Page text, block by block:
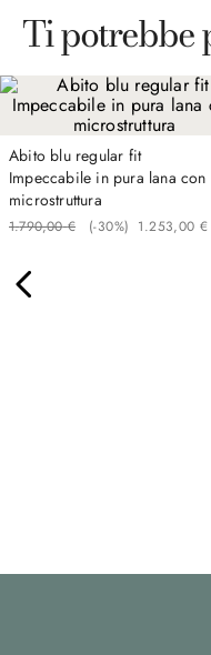
Ti potrebbe
Abito blu regular fit
Impeccabile in pura lana con
microstruttura
1.790,00 € (-30%) 1.253,00 €